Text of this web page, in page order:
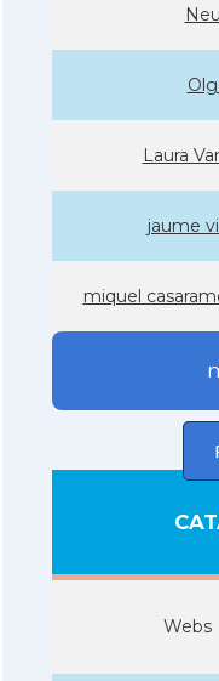
Laura
jaume
miquel
Webs